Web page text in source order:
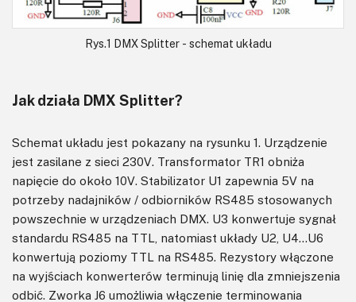
Rys.1 DMX Splitter - schemat układu
Jak działa DMX Splitter?
Schemat układu jest pokazany na rysunku 1. Urządzenie
jest zasilane z sieci 230V. Transformator TR1 obniża
napięcie do około 10V. Stabilizator U1 zapewnia 5V na
potrzeby nadajników / odbiorników RS485 stosowanych
powszechnie w urządzeniach DMX. U3 konwertuje sygnał
standardu RS485 na TTL, natomiast układy U2, U4…U6
konwertują poziomy TTL na RS485. Rezystory włączone
na wyjściach konwerterów terminują linię dla zmniejszenia
odbić. Zworka J6 umożliwia włączenie terminowania